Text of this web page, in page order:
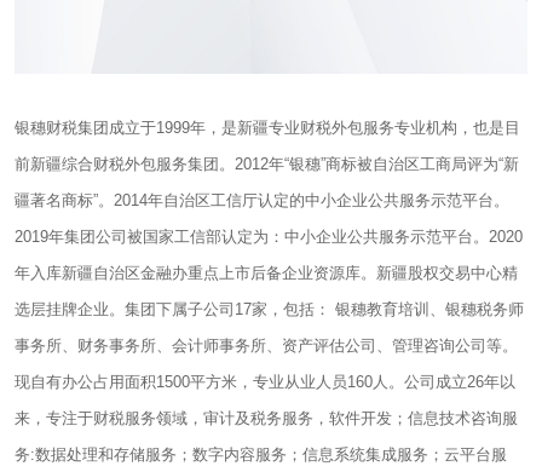
银穗财税集团成立于1999年，是新疆专业财税外包服务专业机构，也是目
前新疆综合财税外包服务集团。2012年“银穗”商标被自治区工商局评为“新
疆著名商标”。2014年自治区工信厅认定的中小企业公共服务示范平台。
2019年集团公司被国家工信部认定为：中小企业公共服务示范平台。2020
年入库新疆自治区金融办重点上市后备企业资源库。新疆股权交易中心精
选层挂牌企业。集团下属子公司17家，包括： 银穗教育培训、银穗税务师
事务所、财务事务所、会计师事务所、资产评估公司、管理咨询公司等。
现自有办公占用面积1500平方米，专业从业人员160人。公司成立26年以
来，专注于财税服务领域，审计及税务服务，软件开发；信息技术咨询服
务:数据处理和存储服务；数字内容服务；信息系统集成服务；云平台服